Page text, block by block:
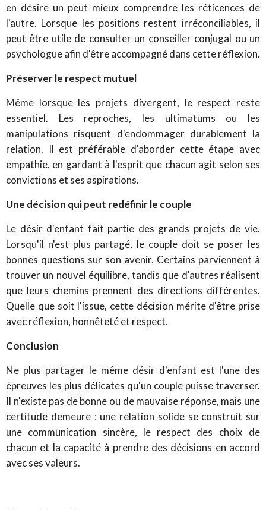
en désire un peut mieux comprendre les réticences de
l'autre. Lorsque les positions restent irréconciliables, il
peut être utile de consulter un conseiller conjugal ou un
psychologue afin d'être accompagné dans cette réflexion.
Préserver le respect mutuel
Même lorsque les projets divergent, le respect reste
essentiel. Les reproches, les ultimatums ou les
manipulations risquent d'endommager durablement la
relation. Il est préférable d'aborder cette étape avec
empathie, en gardant à l'esprit que chacun agit selon ses
convictions et ses aspirations.
Une décision qui peut redéfinir le couple
Le désir d'enfant fait partie des grands projets de vie.
Lorsqu'il n'est plus partagé, le couple doit se poser les
bonnes questions sur son avenir. Certains parviennent à
trouver un nouvel équilibre, tandis que d'autres réalisent
que leurs chemins prennent des directions différentes.
Quelle que soit l'issue, cette décision mérite d'être prise
avec réflexion, honnêteté et respect.
Conclusion
Ne plus partager le même désir d'enfant est l'une des
épreuves les plus délicates qu'un couple puisse traverser.
Il n'existe pas de bonne ou de mauvaise réponse, mais une
certitude demeure : une relation solide se construit sur
une communication sincère, le respect des choix de
chacun et la capacité à prendre des décisions en accord
avec ses valeurs.